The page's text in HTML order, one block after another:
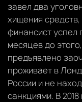
завел два
хищения
финансист успел
месяцев до
предъявлено
проживает в
России и не
санкциями. В